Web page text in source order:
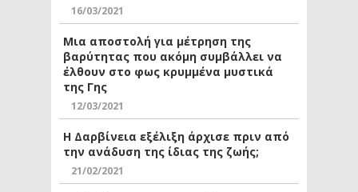
16/03/2021
Μια αποστολή για μέτρηση της
βαρύτητας που ακόμη συμβάλλει να
έλθουν στο φως κρυμμένα μυστικά
της Γης
12/03/2021
Η Δαρβίνεια εξέλιξη άρχισε πριν από
την ανάδυση της ίδιας της ζωής;
21/02/2021